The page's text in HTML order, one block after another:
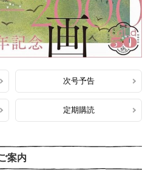
次号予告
定期購読
案内